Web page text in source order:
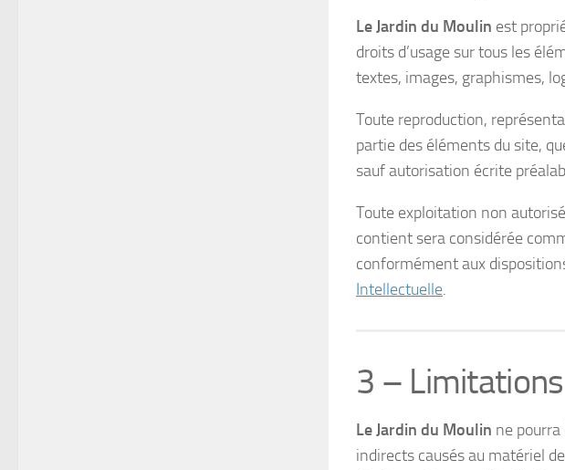
Le Jardin du Moulin est
droits d’usage sur tous les
textes, images, graphismes,
Toute reproduction,
partie des éléments du site,
sauf autorisation écrite
Toute exploitation non
contient sera considérée
conformément aux
Intellectuelle.
3 –
Le Jardin du Moulin ne
indirects causés au matériel